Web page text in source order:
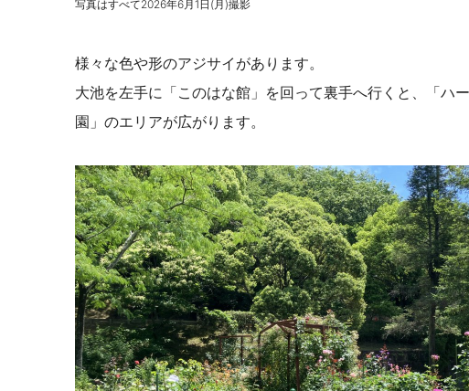
写真はすべて2026年6月1日(月)撮影
様々な色や形のアジサイがあります。
大池を左手に「このはな館」を回って裏手へ行くと、「ハ
園」のエリアが広がります。